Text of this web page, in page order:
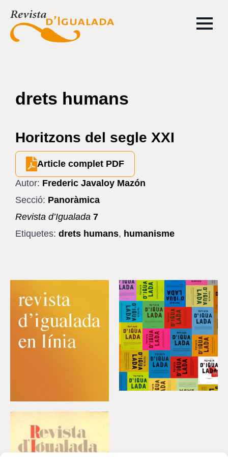
drets humans
Horitzons del segle XXI
Article complet PDF
Autor: Frederic Javaloy Mazón
Secció: Panoràmica
Revista d’Igualada 7
Etiquetes: drets humans, humanisme